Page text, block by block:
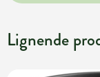
Lignende